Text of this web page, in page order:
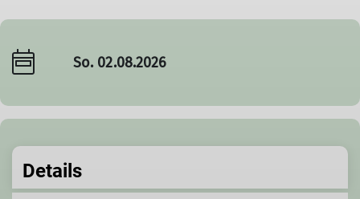
So. 02.08.2026
Details